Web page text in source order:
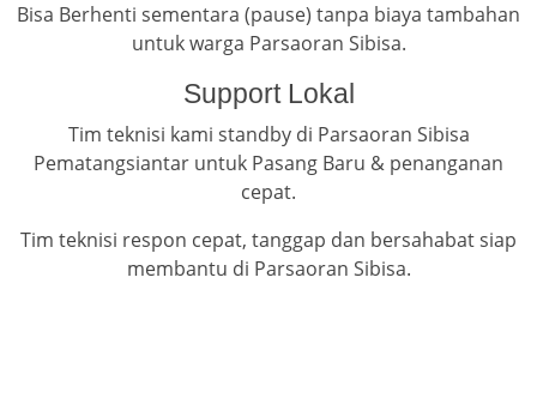
Bisa Berhenti sementara (pause) tanpa biaya tambahan
untuk warga Parsaoran Sibisa.
Support Lokal
Tim teknisi kami standby di Parsaoran Sibisa
Pematangsiantar untuk Pasang Baru & penanganan
cepat.
Tim teknisi respon cepat, tanggap dan bersahabat siap
membantu di Parsaoran Sibisa.